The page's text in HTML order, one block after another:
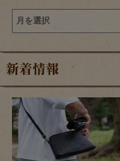
新着情報